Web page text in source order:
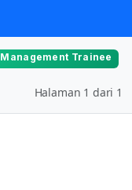
Management Trainee
Halaman 1 dari 1